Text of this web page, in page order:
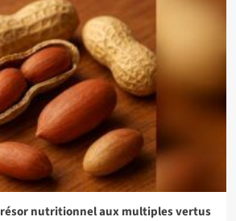
nutritionnel aux multiples vertus